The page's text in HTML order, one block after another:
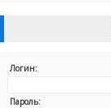
Логин:
Пароль: